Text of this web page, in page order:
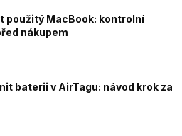
použitý MacBook: kontrolní
nákupem
baterii v AirTagu: návod krok za